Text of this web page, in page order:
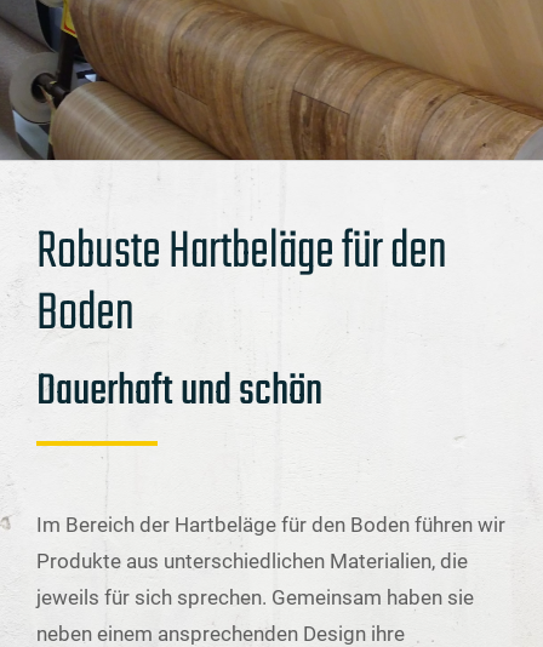
Robuste Hartbeläge für den
Boden
Dauerhaft und schön
Im Bereich der Hartbeläge für den Boden führen wir
Produkte aus unterschiedlichen Materialien, die
jeweils für sich sprechen. Gemeinsam haben sie
neben einem ansprechenden Design ihre